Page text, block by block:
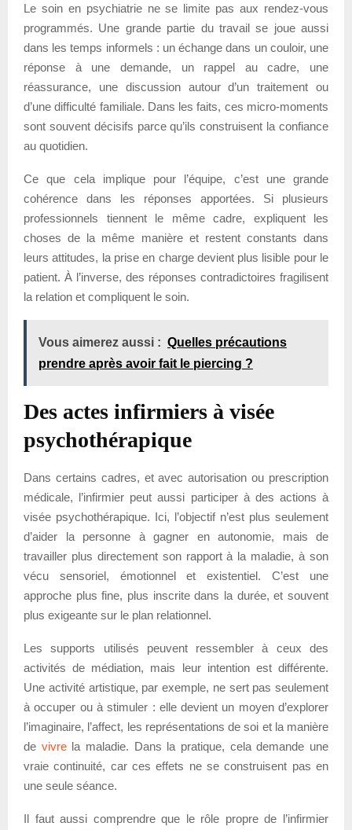
Le soin en psychiatrie ne se limite pas aux rendez-vous
programmés. Une grande partie du travail se joue aussi
dans les temps informels : un échange dans un couloir, une
réponse à une demande, un rappel au cadre, une
réassurance, une discussion autour d’un traitement ou
d’une difficulté familiale. Dans les faits, ces micro-moments
sont souvent décisifs parce qu’ils construisent la confiance
au quotidien.
Ce que cela implique pour l’équipe, c’est une grande
cohérence dans les réponses apportées. Si plusieurs
professionnels tiennent le même cadre, expliquent les
choses de la même manière et restent constants dans
leurs attitudes, la prise en charge devient plus lisible pour le
patient. À l’inverse, des réponses contradictoires fragilisent
la relation et compliquent le soin.
Vous aimerez aussi : Quelles précautions
prendre après avoir fait le piercing ?
Des actes infirmiers à visée
psychothérapique
Dans certains cadres, et avec autorisation ou prescription
médicale, l’infirmier peut aussi participer à des actions à
visée psychothérapique. Ici, l’objectif n’est plus seulement
d’aider la personne à gagner en autonomie, mais de
travailler plus directement son rapport à la maladie, à son
vécu sensoriel, émotionnel et existentiel. C’est une
approche plus fine, plus inscrite dans la durée, et souvent
plus exigeante sur le plan relationnel.
Les supports utilisés peuvent ressembler à ceux des
activités de médiation, mais leur intention est différente.
Une activité artistique, par exemple, ne sert pas seulement
à occuper ou à stimuler : elle devient un moyen d’explorer
l’imaginaire, l’affect, les représentations de soi et la manière
de vivrela maladie. Dans la pratique, cela demande une
vraie continuité, car ces effets ne se construisent pas en
une seule séance.
Il faut aussi comprendre que le rôle propre de l’infirmier